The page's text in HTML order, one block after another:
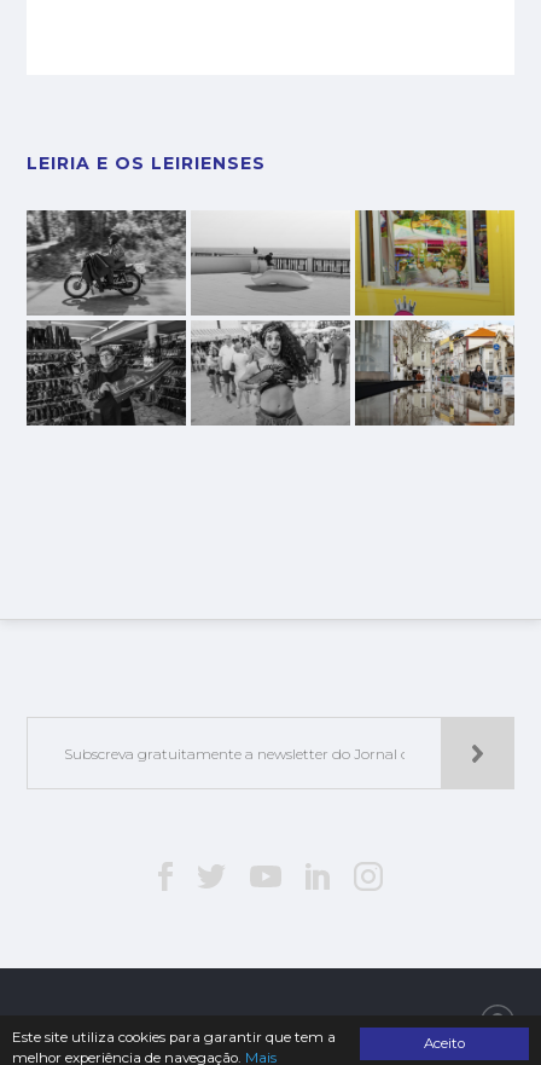
Aceito
Este site utiliza cookies para garantir que tem a
melhor experiência de navegação. Mais
LEIRIA E OS LEIRIENSES